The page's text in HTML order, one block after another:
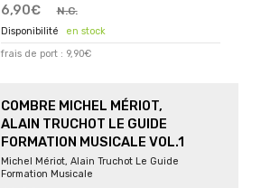
6,90€ N.C.
en stock
frais de port : 9,90€
COMBRE MICHEL MÉRIOT,
ALAIN TRUCHOT LE GUIDE
FORMATION MUSICALE VOL.1
Michel Mériot, Alain Truchot Le Guide
Formation Musicale